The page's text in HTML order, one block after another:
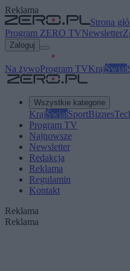
Reklama
Strona
Program ZERO TVNewsletter
Zaloguj
Na żywoProgram TVKrajŚwiat
Wszystkie kategorie
KrajŚwiatSportBiznes
Program TV
Najnowsze
Newsletter
Redakcja
Reklama
Regulamin
Kontakt
Reklama
Reklama